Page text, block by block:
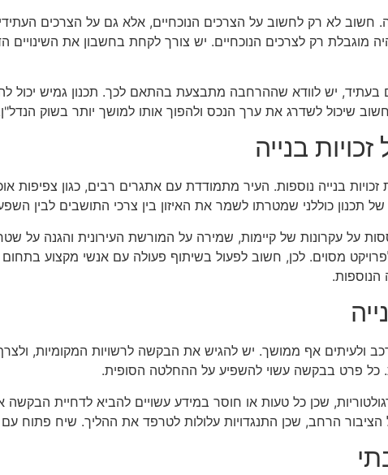
חשוב לא רק לחשוב על הצרכים הנוכחיים, אלא גם על הצרכים
מוגבלת רק לצרכים הנוכחיים. יש צורך לקחת בחשבון את השינויים
יש לוודא שההרחבה מתבצעת בהתאם לכך. תכנון גמיש יכול
שיכול לשדרג את ערך הנכס ולהפוך אותו למושך יותר בשוק
בנייה
זכויות בנייה נוספות. העיר מתמודדת עם אתגרים רבים, כגון צפיפות
תכנון כוללני שמטרתו לשמר את האיזון בין צרכי התושבים לבין
על עקרונות של קיימות, שמירה על המורשת העירונית והגנה על
מסוים. לכן, חשוב לפעול בשיתוף פעולה עם אנשי מקצוע
הנוספות.
ולעיתים אף ממושך. יש להגיש את הבקשה לרשויות המקומיות,
כל פרט בבקשה עשוי להשפיע על ההחלטה הסופית.
שכן כל טעות או חוסר במידע עשויים להביא לדחיית
הרחב, שכן התנגדויות עלולות לטרפד את ההליך. שיח פתוח עם